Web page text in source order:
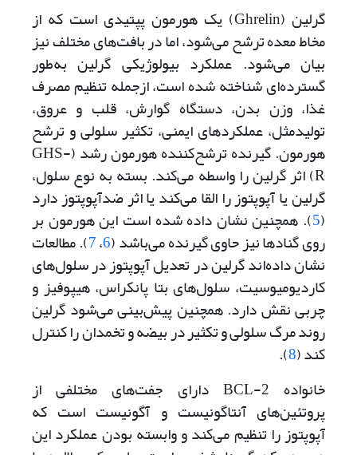
گرلین (Ghrelin) یک هورمون پپتیدی است که از
مخاط معده ترشح می‌شود، اما در بافت‌‌‌های مختلف نیز
بیان می‌شود. عملکرد بیولوژیکی گرلین به‌طور
گسترده‌ای شناخته شده است، از‌جمله تنظیم مصرف
غذا، وزن بدن، دستگاه گوارش، قلب و عروق،
تولیدمثل، عملکردهای ایمنی، تکثیر سلولی و ترشح
هورمون. گیرنده ترشح‌کننده هورمون رشد (GHS-
R) اثر گرلین را واسطه می‌کند. بسته به نوع سلول،
گرلین یا آپوپتوز را القا‌‌‌ می‌کند یا اثر ضد‌آپوپتوز دارد
(
5). همچنین نشان داده شده است این هورمون بر
روی گنادها نیز حاوی گیرنده می‌‌باشد (6،7). مطالعات
نشان داده‌اند گرلین در تعدیل آپوپتوز در سلول‌های
کاردیومیوسیت، سلول‌های بتا پانکراس، هیپوفیز و
چربی نقش دارد. همچنین پیش‌بینی می‌شود گرلین
روند مرگ سلولی و تکثیر در بیضه و تخمدان را کنترل
کند (8
).
خانواده BCL-2 دارای جفت‌‌‌های مختلفی از
پروتئین‌‌‌های آنتاگونیست و آگونیست است که
آپوپتوز را تنظیم می‌کند و وابسته بودن عملکرد این